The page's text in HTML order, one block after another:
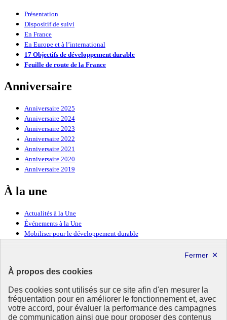
À propos des cookies
Des cookies sont utilisés sur ce site afin d'en mesurer la
fréquentation pour en améliorer le fonctionnement et, avec
votre accord, pour évaluer la performance des campagnes
de communication ainsi que pour proposer des contenus
Présentation
Dispositif de suivi
En France
En Europe et à l’international
17 Objectifs de développement durable
Feuille de route de la France
Anniversaire
Anniversaire 2025
Anniversaire 2024
Anniversaire 2023
Anniversaire 2022
Anniversaire 2021
Anniversaire 2020
Anniversaire 2019
À la une
Actualités à la Une
Événements à la Une
Mobiliser pour le développement durable
Ressources
Ressources
La Méth’ODD